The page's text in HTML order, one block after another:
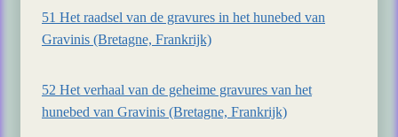
51 Het raadsel van de gravures in het hunebed van
Gravinis (Bretagne, Frankrijk)
52 Het verhaal van de geheime gravures van het
hunebed van Gravinis (Bretagne, Frankrijk)